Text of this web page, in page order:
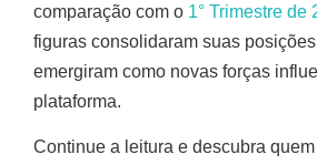
comparação com o 1° Trimestre de
figuras consolidaram suas
emergiram como novas forças
plataforma.
Continue a leitura e descubra